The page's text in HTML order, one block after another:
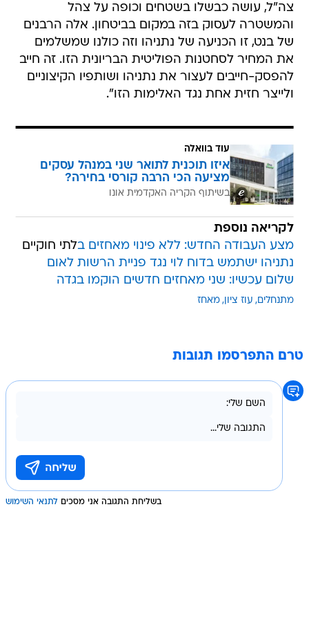
צה"ל, עושה כבשלו בשטחים וכופה על צהל
והמשטרה לעסוק בזה במקום בביטחון. אלה הרבנים
של בנט, זו הכניעה של נתניהו וזה כולנו שמשלמים
את המחיר לסחטנות הפוליטית הבריונית הזו. זה חייב
להפסק-חייבים לעצור את נתניהו ושותפיו הקיצוניים
ולייצר חזית אחת נגד האלימות הזו".
עוד בוואלה
איזו תוכנית לתואר שני במנהל עסקים
מציעה הכי הרבה קורסי בחירה?
בשיתוף הקריה האקדמית אונו
לקריאה נוספת
מצע העבודה החדש: ללא פינוי מאחזים בלתי חוקיים
נתניהו ישתמש בדוח לוי נגד פניית הרשות לאום
שלום עכשיו: שני מאחזים חדשים הוקמו בגדה
מתנחלים עוז ציון מאחז
טרם התפרסמו תגובות
בשליחת התגובה אני מסכים לתנאי השימוש